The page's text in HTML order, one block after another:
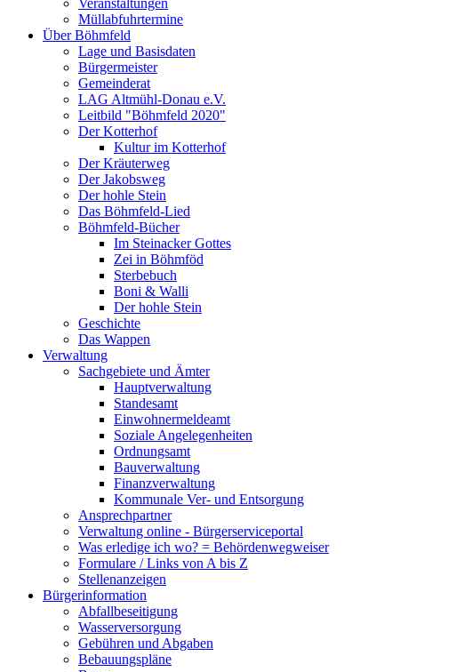
Veranstaltungen
Müllabfuhrtermine
Über Böhmfeld
Lage und Basisdaten
Bürgermeister
Gemeinderat
LAG Altmühl-Donau e.V.
Leitbild "Böhmfeld 2020"
Der Kotterhof
Kultur im Kotterhof
Der Kräuterweg
Der Jakobsweg
Der hohle Stein
Das Böhmfeld-Lied
Böhmfeld-Bücher
Im Steinacker Gottes
Zei in Böhmföd
Sterbebuch
Boni & Walli
Der hohle Stein
Geschichte
Das Wappen
Verwaltung
Sachgebiete und Ämter
Hauptverwaltung
Standesamt
Einwohnermeldeamt
Soziale Angelegenheiten
Ordnungsamt
Bauverwaltung
Finanzverwaltung
Kommunale Ver- und Entsorgung
Ansprechpartner
Verwaltung online - Bürgerserviceportal
Was erledige ich wo? = Behördenwegweiser
Formulare / Links von A bis Z
Stellenanzeigen
Bürgerinformation
Abfallbeseitigung
Wasserversorgung
Gebühren und Abgaben
Bebauungspläne